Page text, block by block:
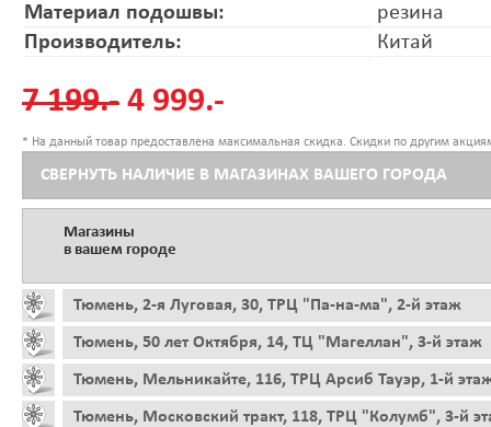
Материал подошвы:
резина
Производитель:
Китай
7 199.- 4 999.-
* На данный товар предоставлена максимальная скидка. Скидки по другим
СВЕРНУТЬ НАЛИЧИЕ В МАГАЗИНАХ ВАШЕГО ГОРОДА
Магазины
в вашем городе
Тюмень, 2-я Луговая, 30, ТРЦ "Па-на-ма", 2-й этаж
Тюмень, 50 лет Октября, 14, ТЦ "Магеллан", 3-й этаж
Тюмень, Мельникайте, 116, ТРЦ Арсиб Тауэр, 1-й
Тюмень, Московский тракт, 118, ТРЦ "Колумб", 3-й